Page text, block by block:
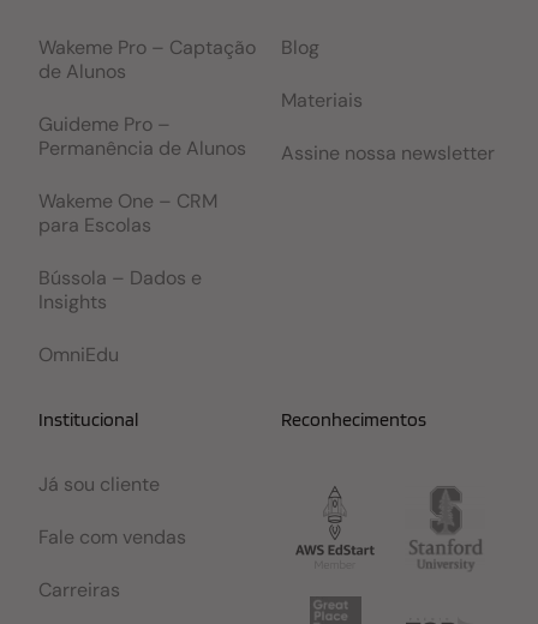
Wakeme Pro – Captação
de Alunos
Guideme Pro –
Permanência de Alunos
Wakeme One – CRM
para Escolas
Bússola – Dados e
Insights
OmniEdu
Blog
Materiais
Assine nossa newsletter
Institucional
Já sou cliente
Fale com vendas
Carreiras
Reconhecimentos